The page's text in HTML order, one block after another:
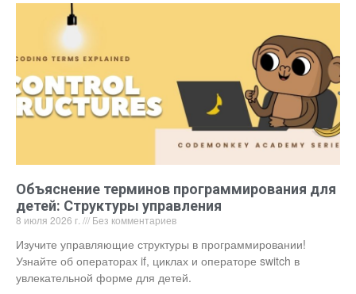
Объяснение терминов программирования для
детей: Структуры управления
8 июля 2026 г. Без комментариев
Изучите управляющие структуры в программировании!
Узнайте об операторах if, циклах и операторе switch в
увлекательной форме для детей.